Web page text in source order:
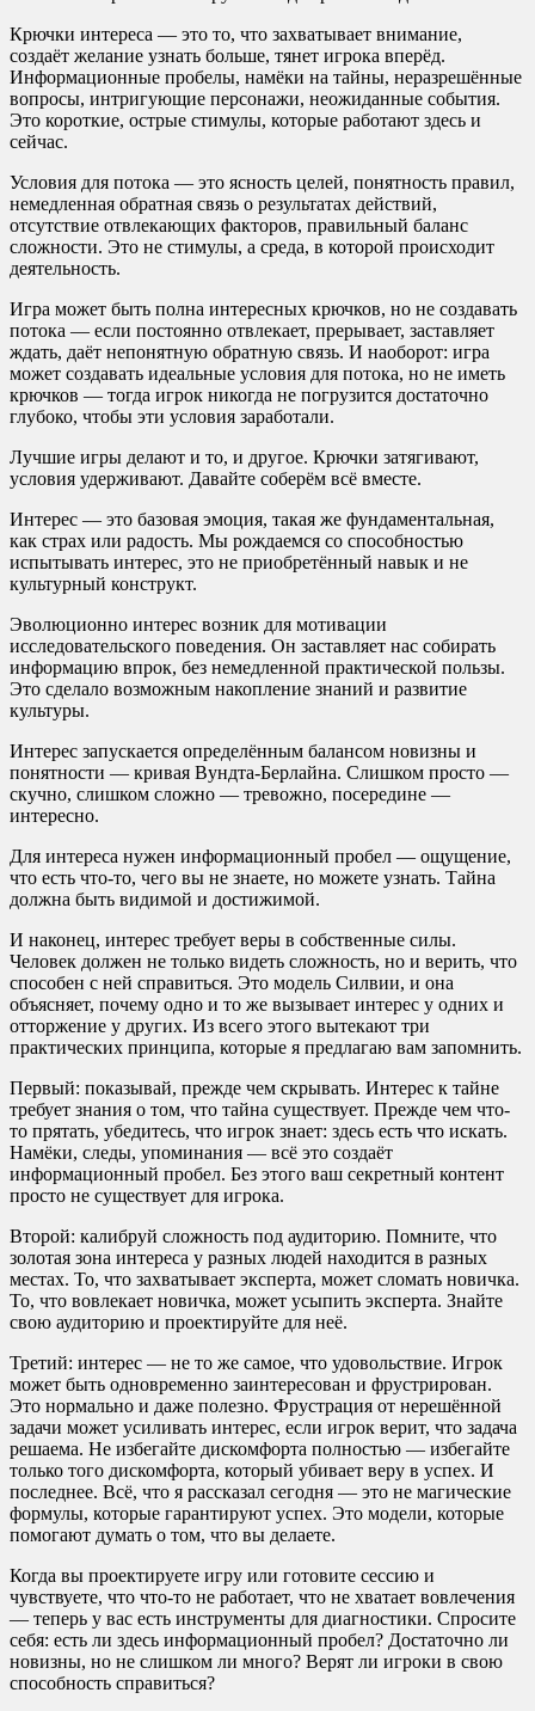
Крючки интереса — это то, что захватывает внимание,
создаёт желание узнать больше, тянет игрока вперёд.
Информационные пробелы, намёки на тайны, неразрешённые
вопросы, интригующие персонажи, неожиданные события.
Это короткие, острые стимулы, которые работают здесь и
сейчас.
Условия для потока — это ясность целей, понятность правил,
немедленная обратная связь о результатах действий,
отсутствие отвлекающих факторов, правильный баланс
сложности. Это не стимулы, а среда, в которой происходит
деятельность.
Игра может быть полна интересных крючков, но не создавать
потока — если постоянно отвлекает, прерывает, заставляет
ждать, даёт непонятную обратную связь. И наоборот: игра
может создавать идеальные условия для потока, но не иметь
крючков — тогда игрок никогда не погрузится достаточно
глубоко, чтобы эти условия заработали.
Лучшие игры делают и то, и другое. Крючки затягивают,
условия удерживают. Давайте соберём всё вместе.
Интерес — это базовая эмоция, такая же фундаментальная,
как страх или радость. Мы рождаемся со способностью
испытывать интерес, это не приобретённый навык и не
культурный конструкт.
Эволюционно интерес возник для мотивации
исследовательского поведения. Он заставляет нас собирать
информацию впрок, без немедленной практической пользы.
Это сделало возможным накопление знаний и развитие
культуры.
Интерес запускается определённым балансом новизны и
понятности — кривая Вундта-Берлайна. Слишком просто —
скучно, слишком сложно — тревожно, посередине —
интересно.
Для интереса нужен информационный пробел — ощущение,
что есть что-то, чего вы не знаете, но можете узнать. Тайна
должна быть видимой и достижимой.
И наконец, интерес требует веры в собственные силы.
Человек должен не только видеть сложность, но и верить, что
способен с ней справиться. Это модель Силвии, и она
объясняет, почему одно и то же вызывает интерес у одних и
отторжение у других. Из всего этого вытекают три
практических принципа, которые я предлагаю вам запомнить.
Первый: показывай, прежде чем скрывать. Интерес к тайне
требует знания о том, что тайна существует. Прежде чем что-
то прятать, убедитесь, что игрок знает: здесь есть что искать.
Намёки, следы, упоминания — всё это создаёт
информационный пробел. Без этого ваш секретный контент
просто не существует для игрока.
Второй: калибруй сложность под аудиторию. Помните, что
золотая зона интереса у разных людей находится в разных
местах. То, что захватывает эксперта, может сломать новичка.
То, что вовлекает новичка, может усыпить эксперта. Знайте
свою аудиторию и проектируйте для неё.
Третий: интерес — не то же самое, что удовольствие. Игрок
может быть одновременно заинтересован и фрустрирован.
Это нормально и даже полезно. Фрустрация от нерешённой
задачи может усиливать интерес, если игрок верит, что задача
решаема. Не избегайте дискомфорта полностью — избегайте
только того дискомфорта, который убивает веру в успех. И
последнее. Всё, что я рассказал сегодня — это не магические
формулы, которые гарантируют успех. Это модели, которые
помогают думать о том, что вы делаете.
Когда вы проектируете игру или готовите сессию и
чувствуете, что что-то не работает, что не хватает вовлечения
— теперь у вас есть инструменты для диагностики. Спросите
себя: есть ли здесь информационный пробел? Достаточно ли
новизны, но не слишком ли много? Верят ли игроки в свою
способность справиться?